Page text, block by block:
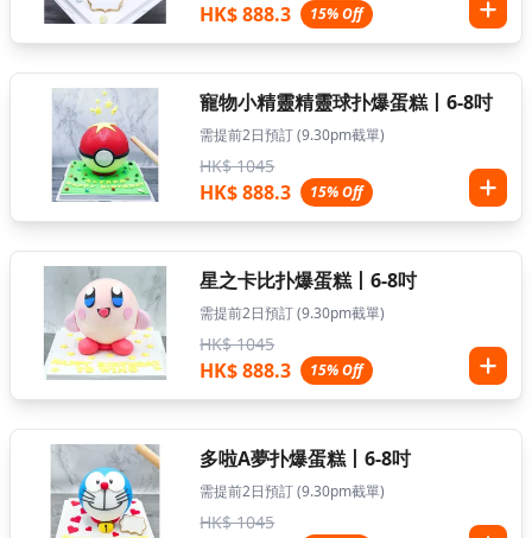
HK$ 888.3 15% Off
寵物小精靈精靈球扑爆蛋糕丨6-8吋
需提前2日預訂 (9.30pm截單)
HK$ 1045
HK$ 888.3 15% Off
星之卡比扑爆蛋糕丨6-8吋
需提前2日預訂 (9.30pm截單)
HK$ 1045
HK$ 888.3 15% Off
多啦A夢扑爆蛋糕丨6-8吋
需提前2日預訂 (9.30pm截單)
HK$ 1045